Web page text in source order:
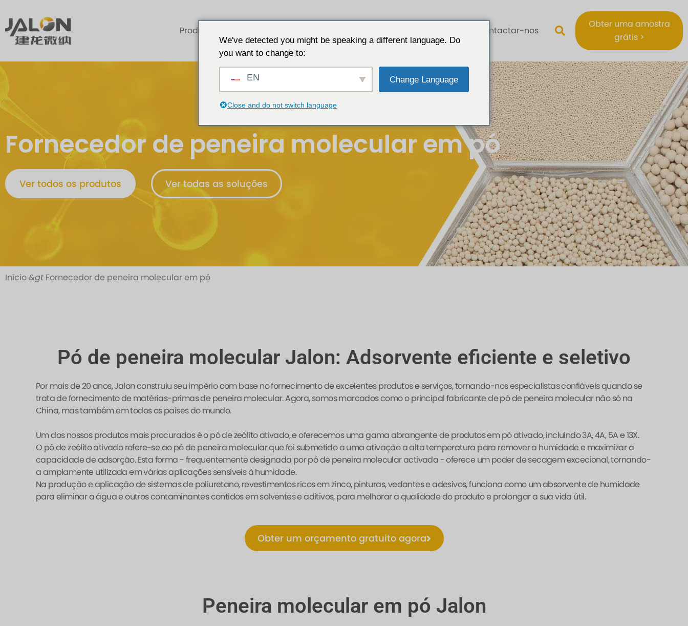
Produtos Contactar-nos
Obter uma amostra
grátis >
Fornecedor de peneira molecular em pó
Ver todos os produtos Ver todas as soluções
Início&gt Fornecedor de peneira molecular em pó
Pó de peneira molecular Jalon: Adsorvente eficiente e seletivo
Por mais de 20 anos, Jalon construiu seu império com base no fornecimento de excelentes produtos e serviços, tornando-nos especialistas confiáveis quando se
trata de fornecimento de matérias-primas de peneira molecular. Agora, somos marcados como o principal fabricante de pó de peneira molecular não só na
China, mas também em todos os países do mundo.
Um dos nossos produtos mais procurados é o pó de zeólito ativado, e oferecemos uma gama abrangente de produtos em pó ativado, incluindo 3A, 4A, 5A e 13X.
O pó de zeólito ativado refere-se ao pó de peneira molecular que foi submetido a uma ativação a alta temperatura para remover a humidade e maximizar a
capacidade de adsorção. Esta forma - frequentemente designada por pó de peneira molecular activada - oferece um poder de secagem excecional, tornando-
a amplamente utilizada em várias aplicações sensíveis à humidade.
Na produção e aplicação de sistemas de poliuretano, revestimentos ricos em zinco, pinturas, vedantes e adesivos, funciona como um absorvente de humidade
para eliminar a água e outros contaminantes contidos em solventes e aditivos, para melhorar a qualidade do produto e prolongar a sua vida útil.
Obter um orçamento gratuito agora
Peneira molecular em pó Jalon
We've detected you might be speaking a different language. Do
you want to change to:
EN Change Language
Close and do not switch language